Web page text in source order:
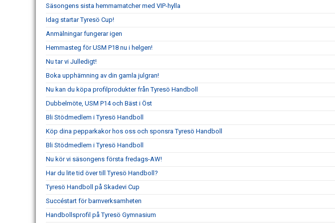
Säsongens sista hemmamatcher med VIP-hylla
Idag startar Tyresö Cup!
Anmälningar fungerar igen
Hemmasteg för USM P18 nu i helgen!
Nu tar vi Julledigt!
Boka upphämning av din gamla julgran!
Nu kan du köpa profilprodukter från Tyresö Handboll
Dubbelmöte, USM P14 och Bäst i Öst
Bli Stödmedlem i Tyresö Handboll
Köp dina pepparkakor hos oss och sponsra Tyresö Handboll
Bli Stödmedlem i Tyresö Handboll
Nu kör vi säsongens första fredags-AW!
Har du lite tid över till Tyresö Handboll?
Tyresö Handboll på Skadevi Cup
Succéstart för barnverksamheten
Handbollsprofil på Tyresö Gymnasium